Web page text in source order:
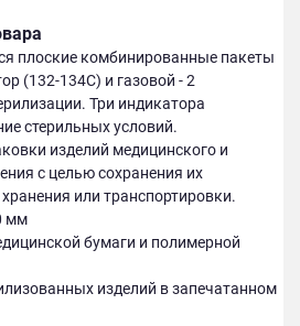
плоские комбинированные пакеты
(132-134С) и газовой - 2
Три индикатора
стерильных условий.
изделий медицинского и
с целью сохранения их
или транспортировки.
мм
бумаги и полимерной
изделий в запечатанном